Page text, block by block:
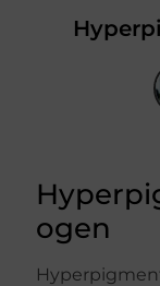
ogen